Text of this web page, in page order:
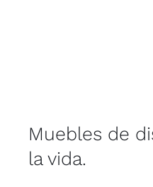
Muebles de
la vida.